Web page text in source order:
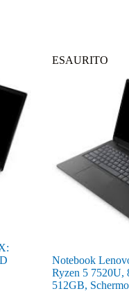
ESAURITO
Notebook
Ryzen 5 7520U,
512GB,